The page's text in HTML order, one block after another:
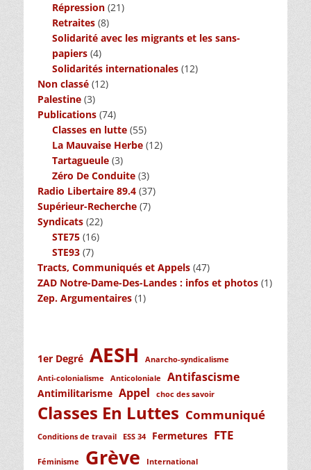
Répression (21)
Retraites (8)
Solidarité avec les migrants et les sans-
papiers (4)
Solidarités internationales (12)
Non classé (12)
Palestine (3)
Publications (74)
Classes en lutte (55)
La Mauvaise Herbe (12)
Tartagueule (3)
Zéro De Conduite (3)
Radio Libertaire 89.4 (37)
Supérieur-Recherche (7)
Syndicats (22)
STE75 (16)
STE93 (7)
Tracts, Communiqués et Appels (47)
ZAD Notre-Dame-Des-Landes : infos et photos (1)
Zep. Argumentaires (1)
1er Degré AESH
Anarcho-syndicalisme
Anti-colonialisme
Anticoloniale Antifascisme
Antimilitarisme Appel choc des savoir
Classes En Luttes Communiqué
Conditions de travail ESS 34 Fermetures FTE
Féminisme Grève International